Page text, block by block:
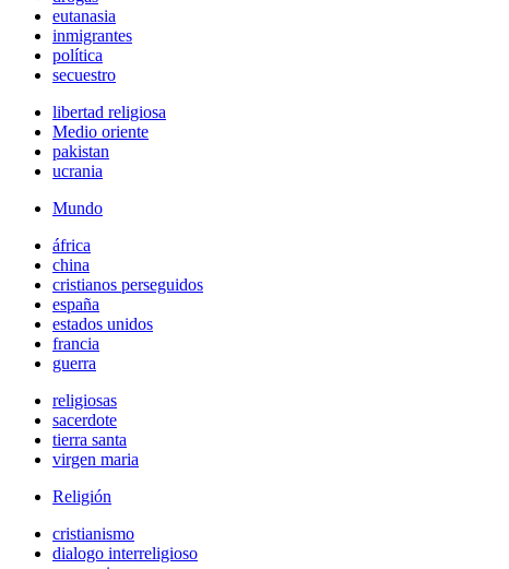
eutanasia
inmigrantes
política
secuestro
libertad religiosa
Medio oriente
pakistan
ucrania
Mundo
áfrica
china
cristianos perseguidos
españa
estados unidos
francia
guerra
religiosas
sacerdote
tierra santa
virgen maria
Religión
cristianismo
dialogo interreligioso